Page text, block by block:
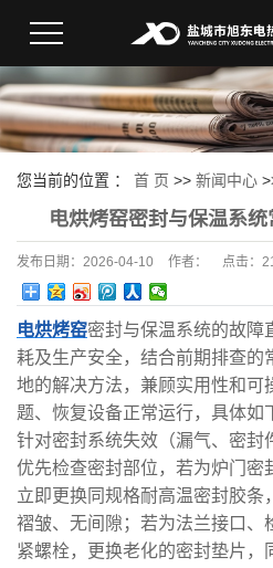
您当前的位置 ： 首 页 >> 新闻中心
电烘烤窑密封与保温系
发布日期： 2026-04-10 作者： 点击：
电烘烤窑密封与保温系统的故障
耗及生产安全，结合前期排查的
地的解决方法，兼顾实用性和可
题、恢复设备正常运行，具体如
针对密封系统失效（漏气、密封
优先检查密封部位，若为炉门密
立即更换同规格耐高温密封胶条
褶皱、无间隙；若为法兰接口、
紧螺栓，更换老化的密封垫片，